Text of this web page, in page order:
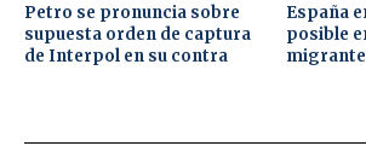
Petro se pronuncia sobre
supuesta orden de captura
de Interpol en su contra
España
posible